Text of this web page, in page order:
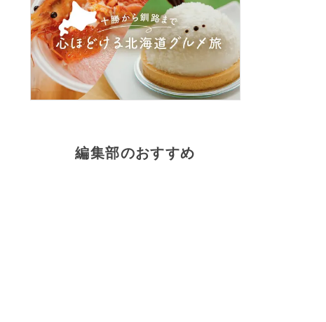
編集部のおすすめ